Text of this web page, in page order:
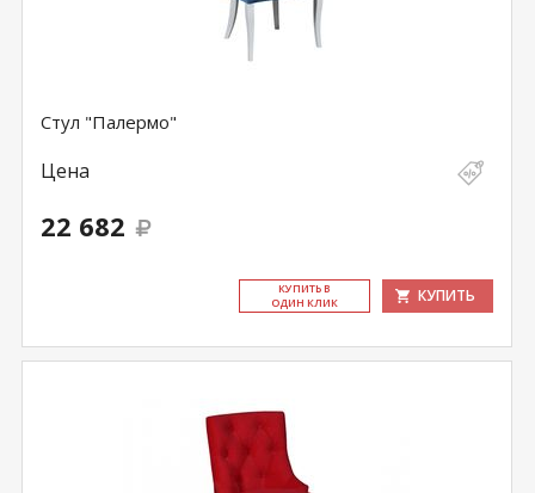
Стул "Палермо"
Цена
22 682
КУ­ПИТЬ В
ОДИН КЛИК
КУПИТЬ